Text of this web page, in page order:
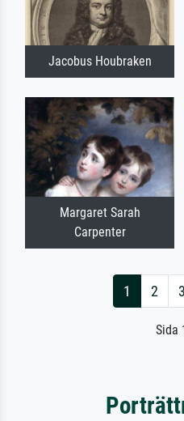
Jacobus Houbraken
Margaret Sarah
Carpenter
1 2 3
Sida